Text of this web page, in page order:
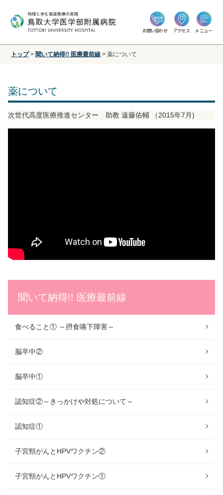
お問い合わせ アクセス メニュー
トップ > 聞いて納得!! 医療最前線 > 薬について
薬について
次世代高度医療推進センター 助教 遠藤佑輔 （2015年7月)
聞いて納得!! 医療最前線
食べること① ～摂食嚥下障害～
脳卒中②
脳卒中①
認知症②～きっかけや対処について～
認知症①
子宮頸がんとHPVワクチン②
子宮頸がんとHPVワクチン①